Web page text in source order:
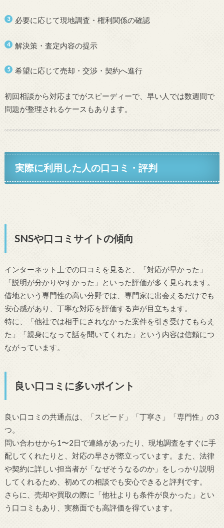
必要に応じて現地調査・権利関係の確認
解決策・査定内容の提示
希望に応じて売却・交渉・契約へ進行
初回相談から対応までがスピーディーで、早い人では数週間で
問題が整理されるケースもあります。
実際に利用した人の口コミ・評判
SNSや口コミサイトの傾向
インターネット上での口コミを見ると、「対応が早かった」
「説明が分かりやすかった」といった評価が多く見られます。
借地という専門性の高い分野では、専門家に出会えるだけでも
安心感があり、丁寧な対応を評価する声が目立ちます。
特に、「他社では相手にされなかった案件を引き受けてもらえ
た」「親身になって話を聞いてくれた」という内容は信頼につ
ながっています。
良い口コミに多いポイント
良い口コミの共通点は、「スピード」「丁寧さ」「専門性」の3
つ。
問い合わせから1〜2日で連絡があったり、現地調査をすぐに手
配してくれたりと、対応の早さが際立っています。また、法律
や契約に詳しい担当者が「なぜそうなるのか」をしっかり説明
してくれるため、初めての相談でも安心できると評判です。
さらに、売却や買取の際に「他社よりも条件が良かった」とい
う口コミもあり、実務面でも高評価を得ています。